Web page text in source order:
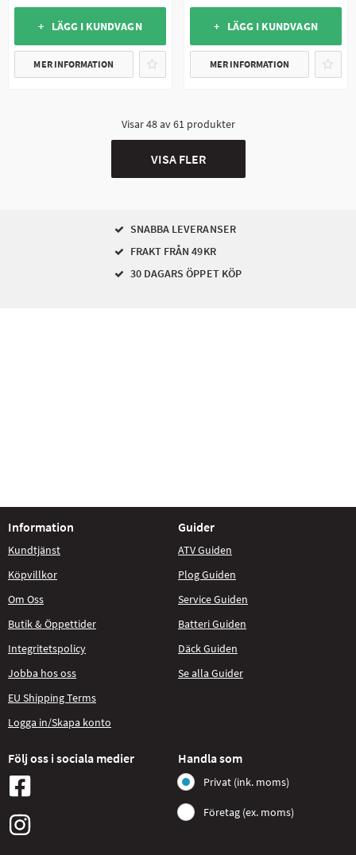
+ LÄGG I KUNDVAGN
MER INFORMATION
+ LÄGG I KUNDVAGN
MER INFORMATION
Visar48av61produkter
VISA FLER
SNABBA LEVERANSER
FRAKT FRÅN 49KR
30 DAGARS ÖPPET KÖP
Information
Kundtjänst
Köpvillkor
Om Oss
Butik & Öppettider
Integritetspolicy
Jobba hos oss
EU Shipping Terms
Logga in/Skapa konto
Guider
ATV Guiden
Plog Guiden
Service Guiden
Batteri Guiden
Däck Guiden
Se alla Guider
Följ oss i sociala medier Handla som
Privat (ink. moms)
Företag (ex. moms)